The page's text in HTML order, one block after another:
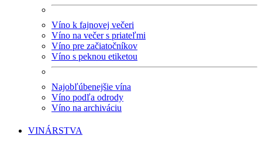
Víno k fajnovej večeri
Víno na večer s priateľmi
Víno pre začiatočníkov
Víno s peknou etiketou
Najobľúbenejšie vína
Víno podľa odrody
Víno na archiváciu
VINÁRSTVA